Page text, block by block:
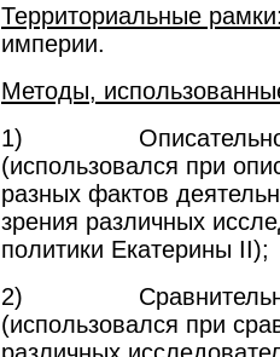
Территориальные
империи.
Методы,
1) Описательно-
(использовался при
разных фактов
зрения различных
политики Екатерины II);
2) Сравнительно-
(использовался при